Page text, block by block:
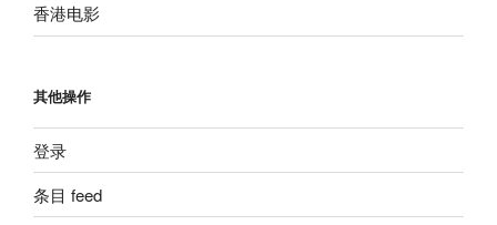
香港电影
其他操作
登录
条目 feed